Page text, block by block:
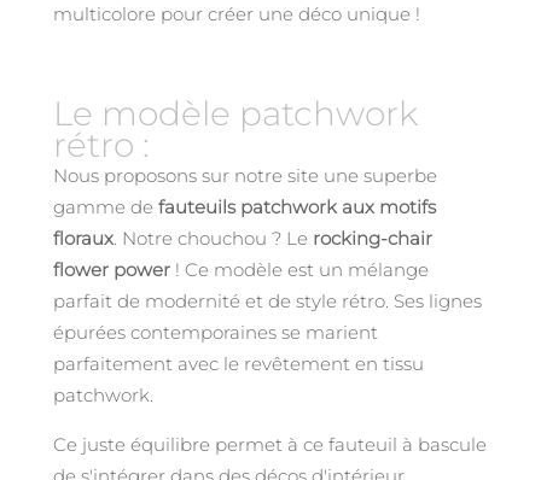
multicolore pour créer une déco unique !
Le modèle patchwork
rétro :
Nous proposons sur notre site une superbe
gamme de fauteuils patchwork aux motifs
floraux. Notre chouchou ? Le rocking-chair
flower power ! Ce modèle est un mélange
parfait de modernité et de style rétro. Ses lignes
épurées contemporaines se marient
parfaitement avec le revêtement en tissu
patchwork.
Ce juste équilibre permet à ce fauteuil à bascule